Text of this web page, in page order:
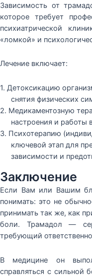
Зависимость от
которое требует
психиатрической
«ломкой» и
Лечение включает:
1. Детоксикацию
снятия физических
2. Медикаментозную
настроения и работы
3. Психотерапию
ключевой этап для
зависимости и
Заключение
Если Вам или Вашим
понимать: это не
принимать так же, как
боли. Трамадол —
требующий
В медицине он
справляться с сильной